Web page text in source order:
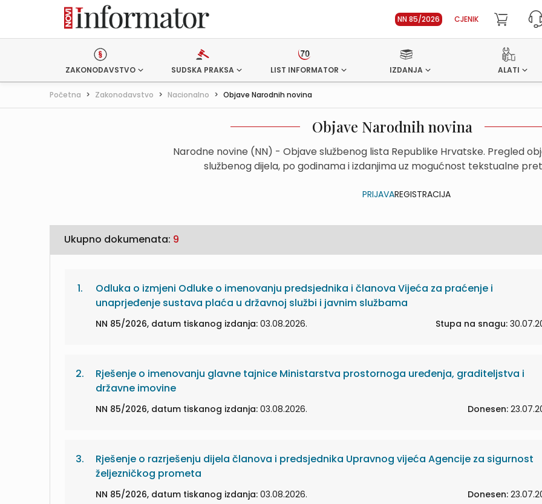
NN 85/2026 CJENIK
ZAKONODAVSTVO SUDSKA PRAKSA LIST INFORMATOR IZDANJA ALATI
Početna > Zakonodavstvo > Nacionalno > Objave Narodnih novina
Objave Narodnih novina
Narodne novine (NN) - Objave službenog lista Republike Hrvatske. Pregled
službenog dijela, po godinama i izdanjima uz mogućnost tekstualne
PRIJAVAREGISTRACIJA
Ukupno dokumenata: 9
1.
Odluka o izmjeni Odluke o imenovanju predsjednika i članova Vijeća za praćenje i
unaprjeđenje sustava plaća u državnoj službi i javnim službama
NN 85/2026, datum tiskanog izdanja: 03.08.2026. Stupa na snagu:
2.
Rješenje o imenovanju glavne tajnice Ministarstva prostornoga uređenja, graditeljstva i
državne imovine
NN 85/2026, datum tiskanog izdanja: 03.08.2026. Donesen:
3.
Rješenje o razrješenju dijela članova i predsjednika Upravnog vijeća Agencije za sigurnost
željezničkog prometa
NN 85/2026, datum tiskanog izdanja: 03.08.2026. Donesen: